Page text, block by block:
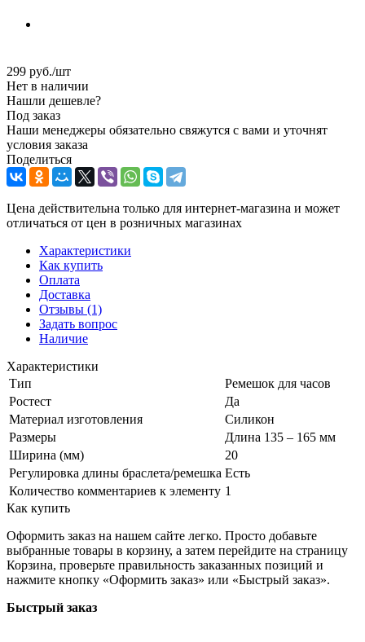
299 руб./шт
Нет в наличии
Нашли дешевле?
Под заказ
Наши менеджеры обязательно свяжутся с вами и уточнят
условия заказа
Поделиться
Цена действительна только для интернет-магазина и может
отличаться от цен в розничных магазинах
Характеристики
Как купить
Оплата
Доставка
Отзывы (1)
Задать вопрос
Наличие
Характеристики
Тип
Ремешок для часов
Ростест
Да
Материал изготовления
Силикон
Размеры
Длина 135 – 165 мм
Ширина (мм)
20
Регулировка длины браслета/ремешка Есть
Количество комментариев к элементу 1
Как купить
Оформить заказ на нашем сайте легко. Просто добавьте
выбранные товары в корзину, а затем перейдите на страницу
Корзина, проверьте правильность заказанных позиций и
нажмите кнопку «Оформить заказ» или «Быстрый заказ».
Быстрый заказ